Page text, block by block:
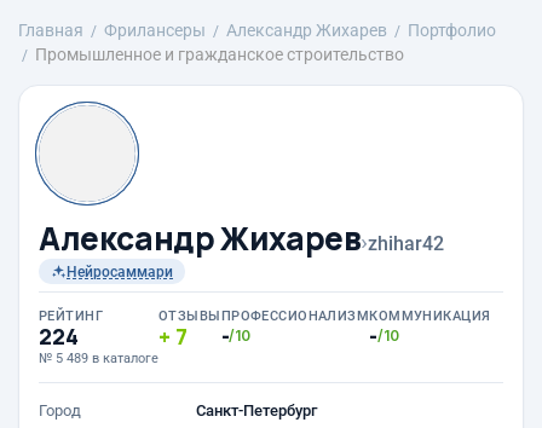
Главная Фрилансеры Александр Жихарев
Портфолио
Промышленное и гражданское строительство
Александр Жихарев›zhihar42
Нейросаммари
РЕЙТИНГ
224
№ 5 489 в каталоге
ОТЗЫВЫ
7
ПРОФЕССИОНАЛИЗМ
-/10
КОММУНИКАЦИЯ
-/10
Город
Санкт-Петербург